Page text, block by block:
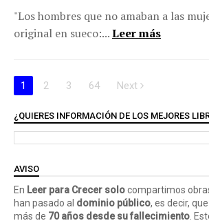
"Los hombres que no amaban a las
original en sueco:...Leer más
1 2 3 64 Next
¿QUIERES INFORMACIÓN DE LOS MEJORES
AVISO
En Leer para Crecer solocompartimos
han pasado al dominio público, es decir,
más de 70 años desde su fallecimiento .